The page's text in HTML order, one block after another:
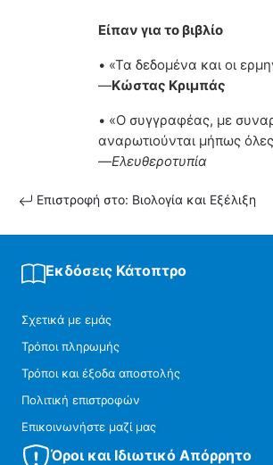
Είπαν για το βιβλίο
• «Τα δεδομένα και οι
—Κώστας Κριμπάς
• «Ο συγγραφέας, με
αναρωτιούνται μήπως
—Ελευθεροτυπία
Επιστροφή στο: Βιολογία και Εξέλιξη
Εκδόσεις Κάτοπτρο
Σχετικά με εμάς
Τρόποι πληρωμής
Τρόποι και έξοδα αποστολής
Πολιτική επιστροφών
Επικοινωνήστε μαζί μας
Όροι και Ιδιωτικό Απόρρητο